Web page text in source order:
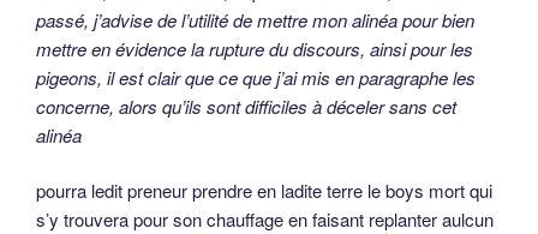
passé, j’advise de l’utilité de mettre mon alinéa pour bien
mettre en évidence la rupture du discours, ainsi pour les
pigeons, il est clair que ce que j’ai mis en paragraphe les
concerne, alors qu’ils sont difficiles à déceler sans cet
alinéa
pourra ledit preneur prendre en ladite terre le boys mort qui
s’y trouvera pour son chauffage en faisant replanter aulcun